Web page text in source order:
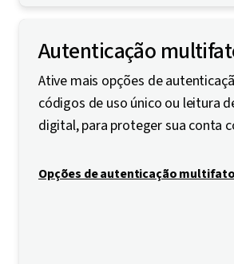
Autenticação
Ative mais opções de
códigos de uso único ou leitura
digital, para proteger sua conta
Opções de autenticação